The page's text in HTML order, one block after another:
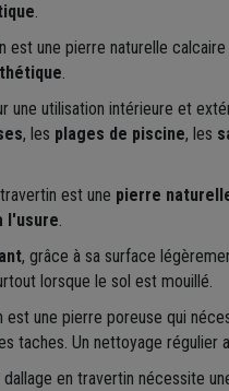
est une pierre naturelle calcaire
une utilisation intérieure et
, les plages de piscine, les
est une pierre
l'usure
, grâce à sa surface
lorsque le sol est mouillé.
est une pierre poreuse qui
taches. Un nettoyage régulier
dallage en travertin nécessite